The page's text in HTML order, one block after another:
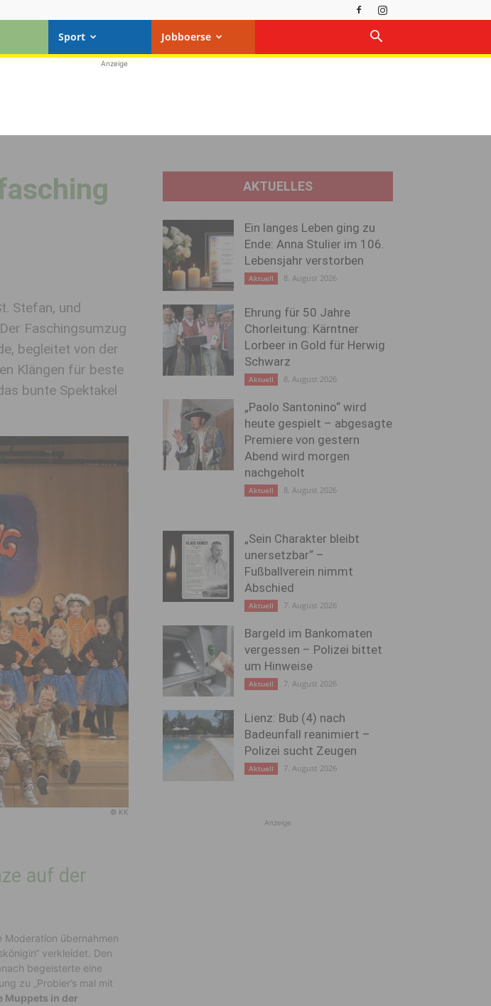
Sport Jobboerse
Anzeige
Stefan, und
Faschingsumzug
begleitet von der
Klängen für beste
bunte Spektakel
© KK
auf der
Moderation übernahmen
verkleidet. Den
begeisterte eine
zu „Probier’s mal mit
Muppets in der
AKTUELLES
Ein langes Leben ging zu
Ende: Anna Stulier im 106.
Lebensjahr verstorben
Aktuell 8. August 2026
Ehrung für 50 Jahre
Chorleitung: Kärntner
Lorbeer in Gold für Herwig
Schwarz
Aktuell 8. August 2026
„Paolo Santonino“ wird
heute gespielt – abgesagte
Premiere von gestern
Abend wird morgen
nachgeholt
Aktuell 8. August 2026
„Sein Charakter bleibt
unersetzbar“ –
Fußballverein nimmt
Abschied
Aktuell 7. August 2026
Bargeld im Bankomaten
vergessen – Polizei bittet
um Hinweise
Aktuell 7. August 2026
Lienz: Bub (4) nach
Badeunfall reanimiert –
Polizei sucht Zeugen
Aktuell 7. August 2026
Anzeige